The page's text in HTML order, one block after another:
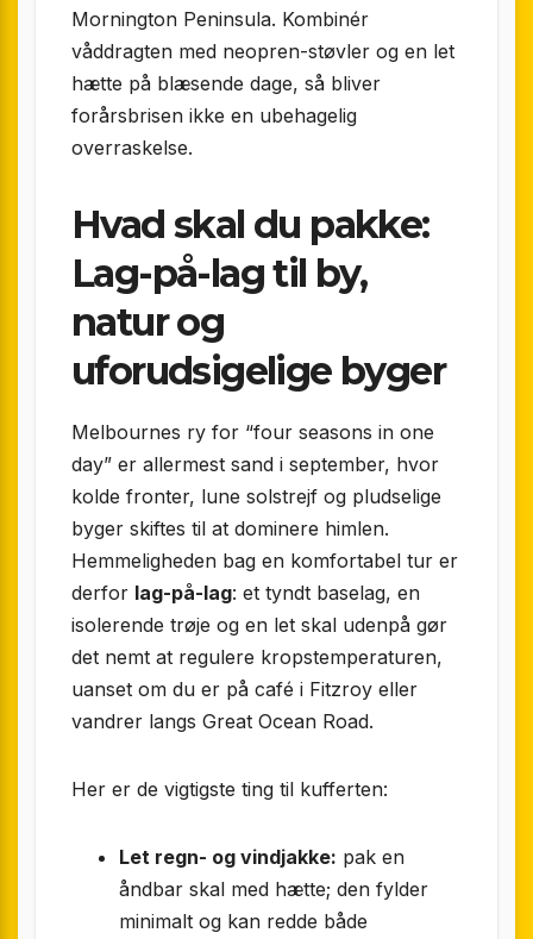
Mornington Peninsula. Kombinér
våddragten med neopren-støvler og en let
hætte på blæsende dage, så bliver
forårsbrisen ikke en ubehagelig
overraskelse.
Hvad skal du pakke:
Lag-på-lag til by,
natur og
uforudsigelige byger
Melbournes ry for “four seasons in one
day” er allermest sand i september, hvor
kolde fronter, lune solstrejf og pludselige
byger skiftes til at dominere himlen.
Hemmeligheden bag en komfortabel tur er
derfor lag-på-lag: et tyndt baselag, en
isolerende trøje og en let skal udenpå gør
det nemt at regulere kropstemperaturen,
uanset om du er på café i Fitzroy eller
vandrer langs Great Ocean Road.
Her er de vigtigste ting til kufferten:
Let regn- og vindjakke: pak en
åndbar skal med hætte; den fylder
minimalt og kan redde både